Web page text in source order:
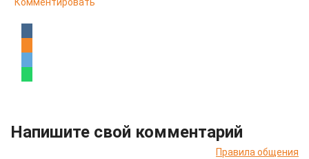
Напишите свой комментарий
Правила общения